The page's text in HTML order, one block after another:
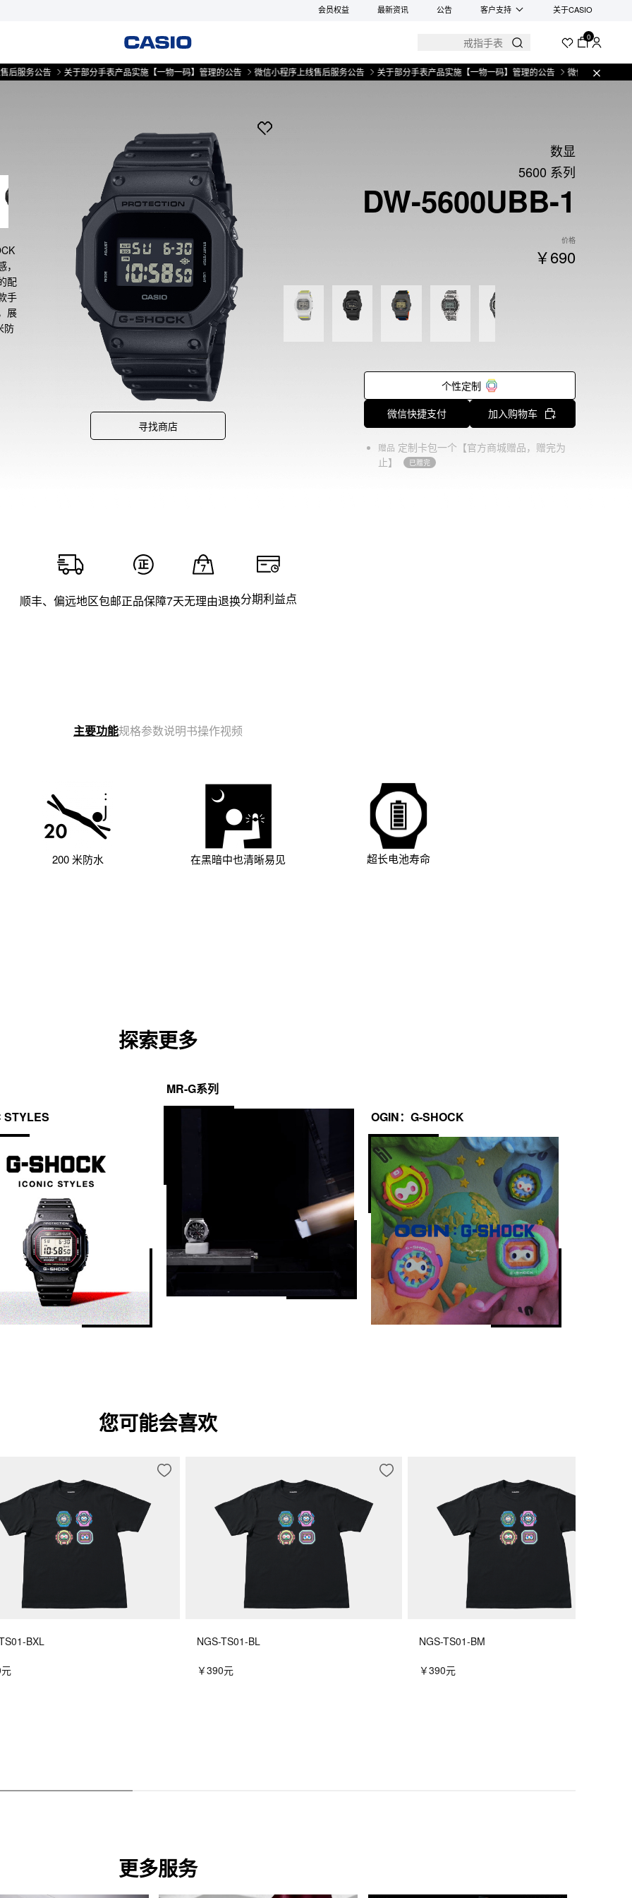
会员权益 最新资讯 公告 客户支持 关于CASIO
0
公告 关于部分手表产品实施【一物一码】管理的公告 微信小程序上线售后服务公告 关于部分手表产品实施【一物一码】管理的公告 微信小程序上线售后服务
配
手
展
防
寻找商店
数显
5600 系列
DW-5600UBB-1
价格
￥690
个性定制
微信快捷支付
加入购物车
赠品 定制卡包一个【官方商城赠品，赠完为
止】
已赠完
顺丰、偏远地区包邮正品保障7天无理由退换分期利益点
主要功能规格参数说明书操作视频
200 米防水 在黑暗中也清晰易见 超长电池寿命
探索更多
STYLES
MR-G系列
OGIN：G-SHOCK
您可能会喜欢
BXL NGS-TS01-BL
￥390元
NGS-TS01-BM
￥390元
更多服务